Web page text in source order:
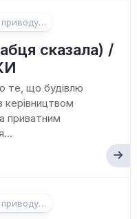
приводу…
сказала) /
те, що будівлю
керівництвом
приватним
приводу…